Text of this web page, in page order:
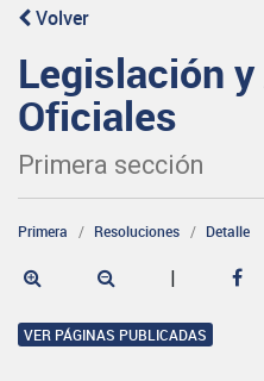
Volver
Legislación
Oficiales
Primera sección
Primera Resoluciones Detalle
|
VER PÁGINAS PUBLICADAS